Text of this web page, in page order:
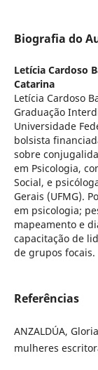
Biografia do
Letícia Cardoso
Catarina
Letícia Cardoso
Graduação
Universidade
bolsista
sobre
em Psicologia,
Social, e
Gerais (UFMG).
em psicologia;
mapeamento e
capacitação de
de grupos focais.
Referências
ANZALDÚA,
mulheres